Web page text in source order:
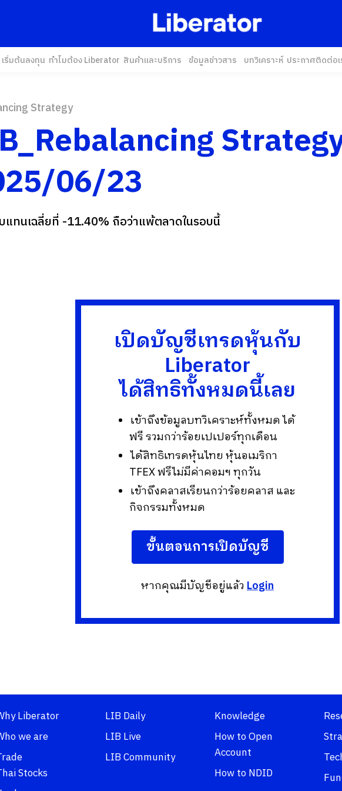
เริ่มต้นลงทุน ทำไมต้อง Liberator สินค้าและบริการ ข้อมูลข่าวสาร บทวิเคราะห์ ประกาศติดต่อเ
Strategy
06/23
ทนเฉลี่ยที่ -11.40% ถือว่าแพ้ตลาดในรอบนี้
เปิดบัญชีเทรดหุ้นกับ
Liberator
ได้สิทธิทั้งหมดนี้เลย
เข้าถึงข้อมูลบทวิเคราะห์ทั้งหมด ได้
ฟรี รวมกว่าร้อยเปเปอร์ทุกเดือน
ได้สิทธิเทรดหุ้นไทย หุ้นอเมริกา
TFEX ฟรีไม่มีค่าคอมฯ ทุกวัน
เข้าถึงคลาสเรียนกว่าร้อยคลาส และ
กิจกรรมทั้งหมด
ขั้นตอนการเปิดบัญชี
หากคุณมีบัญชีอยู่แล้วLogin
Liberator
we are
Stocks
LIB Daily
LIB Live
LIB Community
Knowledge
How to Open
Account
How to NDID